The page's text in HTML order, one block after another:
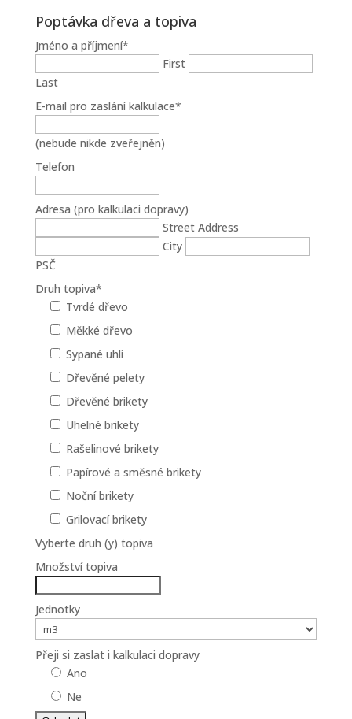
Poptávka dřeva a topiva
Jméno a příjmení*
First
Last
E-mail pro zaslání kalkulace*
(nebude nikde zveřejněn)
Telefon
Adresa (pro kalkulaci dopravy)
Street Address
City
PSČ
Druh topiva*
Tvrdé dřevo
Měkké dřevo
Sypané uhlí
Dřevěné pelety
Dřevěné brikety
Uhelné brikety
Rašelinové brikety
Papírové a směsné brikety
Noční brikety
Grilovací brikety
Vyberte druh (y) topiva
Množství topiva
Jednotky
Přeji si zaslat i kalkulaci dopravy
Ano
Ne